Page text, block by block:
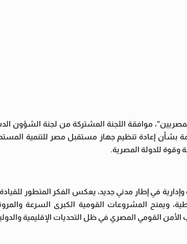
موافقة اللجنة المشتركة من لجنة الشؤون
بشأن إعادة تنظيم جهاز مستقبل مصر للتنمية
وقوة للدولة المصرية.
في إطار مدني جديد، يعكس الفكر المتطور
ويمنح المشروعات القومية الكبرى السرعة
القومي المصري في ظل التحديات الإقليمية